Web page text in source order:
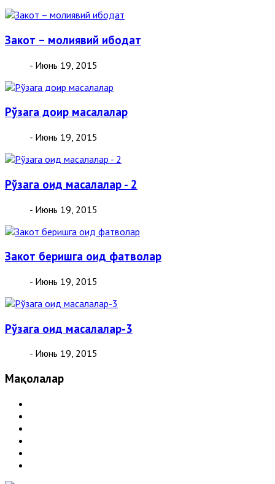
Закот – молиявий ибодат
- Июнь 19, 2015
Рўзага доир масалалар
- Июнь 19, 2015
Рўзага оид масалалар - 2
- Июнь 19, 2015
Закот беришга оид фатволар
- Июнь 19, 2015
Рўзага оид масалалар-3
- Июнь 19, 2015
Мақолалар